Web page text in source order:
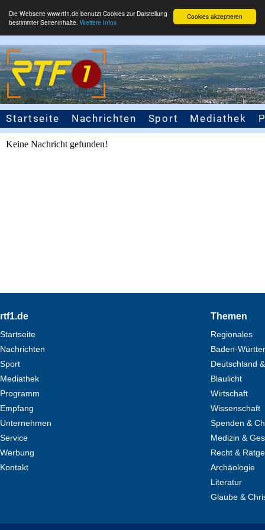
Cookies akzeptieren
Die Webseite www.rtf1.de benutzt Cookies zur Darstellung
bestimmter Seiteninhalte. Weitere Infos
Seitennavigation
Startseite Nachrichten Sport Mediathek
Keine Nachricht gefunden!
Footer
rtf1.de
Startseite
Nachrichten
Sport
Mediathek
Programm
Empfang
Unternehmen
Service
Werbung
Kontakt
Themen
Regionales
Baden-
Deutschland
Blaulicht
Wirtschaft
Wissenschaft
Spenden &
Medizin &
Recht &
Archäologie
Literatur
Glaube &